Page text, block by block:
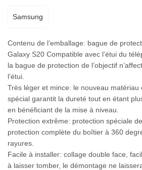
Samsung
Contenu de l’emballage: bague de
Galaxy S20 Compatible avec l’étui du
la bague de protection de l’objectif
l’étui.
Très léger et mince: le nouveau matériau
spécial garantit la dureté tout en étant
en bénéficiant de la mise à niveau.
Protection extrême: protection spéciale
protection complète du boîtier à 360
rayures.
Facile à installer: collage double face,
à laisser tomber, le démontage ne